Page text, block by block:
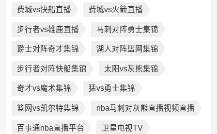
费城vs快船直播 费城vs火箭直播
步行者vs雄鹿直播 马刺对阵勇士集锦
爵士对阵奇才集锦 湖人对阵篮网集锦
步行者对阵快船集锦 太阳vs灰熊集锦
奇才vs魔术集锦 猛vs勇士集锦
篮网vs凯尔特集锦 nba马刺对灰熊直播视频直播
百事通nba直播平台 卫星电视TV